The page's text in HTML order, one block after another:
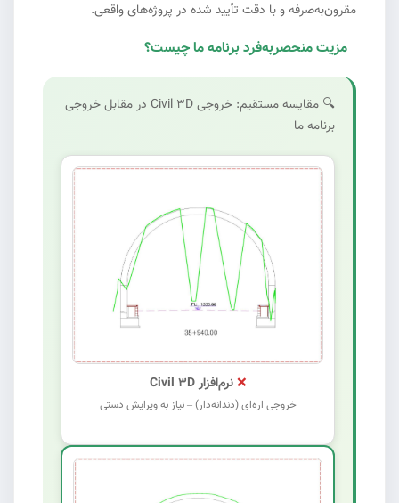
مقرون‌به‌صرفه و با دقت تأیید شده در پروژه‌های واقعی.
مزیت منحصربه‌فرد برنامه ما چیست؟
🔍 مقایسه مستقیم: خروجی Civil 3D در مقابل خروجی
برنامه ما
❌ نرم‌افزار Civil 3D
خروجی اره‌ای (دندانه‌دار) – نیاز به ویرایش دستی